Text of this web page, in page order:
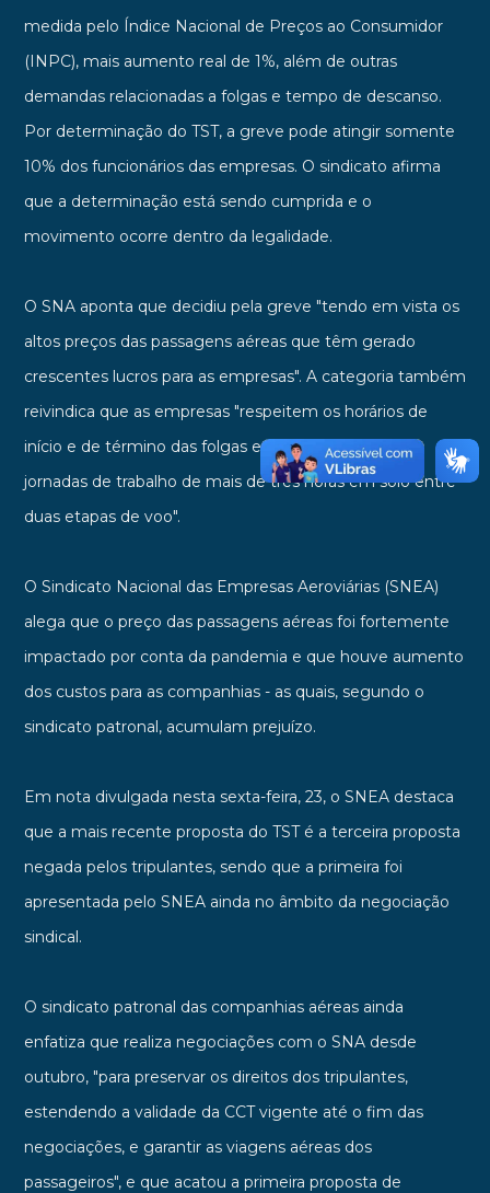
medida pelo Índice Nacional de Preços ao Consumidor
(INPC), mais aumento real de 1%, além de outras
demandas relacionadas a folgas e tempo de descanso.
Por determinação do TST, a greve pode atingir somente
10% dos funcionários das empresas. O sindicato afirma
que a determinação está sendo cumprida e o
movimento ocorre dentro da legalidade.
O SNA aponta que decidiu pela greve "tendo em vista os
altos preços das passagens aéreas que têm gerado
crescentes lucros para as empresas". A categoria também
reivindica que as empresas "respeitem os horários de
início e de término das folgas e que não programem
jornadas de trabalho de mais de três horas em solo entre
duas etapas de voo".
O Sindicato Nacional das Empresas Aeroviárias (SNEA)
alega que o preço das passagens aéreas foi fortemente
impactado por conta da pandemia e que houve aumento
dos custos para as companhias - as quais, segundo o
sindicato patronal, acumulam prejuízo.
Em nota divulgada nesta sexta-feira, 23, o SNEA destaca
que a mais recente proposta do TST é a terceira proposta
negada pelos tripulantes, sendo que a primeira foi
apresentada pelo SNEA ainda no âmbito da negociação
sindical.
O sindicato patronal das companhias aéreas ainda
enfatiza que realiza negociações com o SNA desde
outubro, "para preservar os direitos dos tripulantes,
estendendo a validade da CCT vigente até o fim das
negociações, e garantir as viagens aéreas dos
passageiros", e que acatou a primeira proposta de